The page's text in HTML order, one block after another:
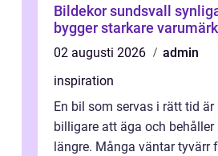
Bildekor sundsvall synliga fordon som
bygger starkare
02 augusti 2026
admin
inspiration
En bil som servas i rätt tid är
billigare att äga och behåller
längre. Många väntar tyvärr